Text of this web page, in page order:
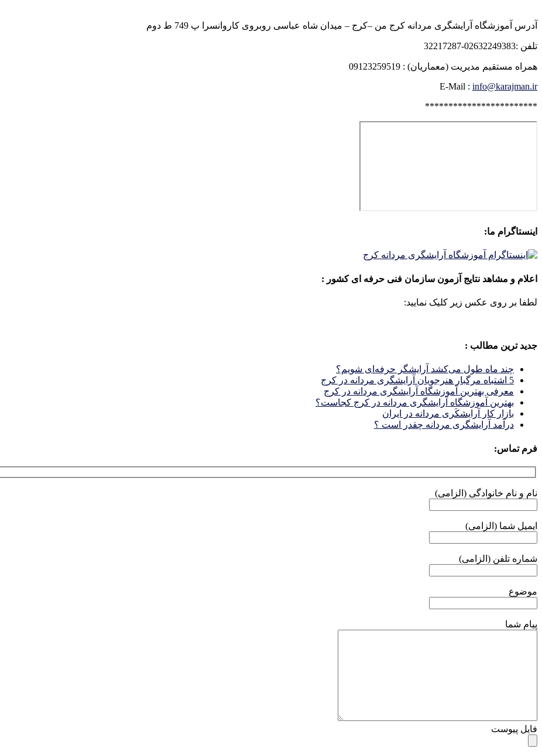
آدرس آموزشگاه آرایشگری مردانه کرج من –کرج – میدان شاه عباسی روبروی کاروانسرا پ 749 ط دوم
تلفن :02632249383-32217287
همراه مستقیم مدیریت (معماریان) : 09123259519
E-Mail : info@karajman.ir
************************
اینستاگرام ما:
اعلام و مشاهد نتایج آزمون سازمان فنی حرفه ای کشور :
لطفا بر روی عکس زیر کلیک نمایید:
جدید ترین مطالب :
چند ماه طول می‌کشد آرایشگر حرفه‌ای شویم؟
5 اشتباه مرگبار هنرجویان آرایشگری مردانه در کرج
معرفی بهترین آموزشگاه آرایشگری مردانه در کرج
بهترین آموزشگاه آرایشگری مردانه در کرج کجاست؟
بازار كار آرايشكَرى مردانه در ايران
درآمد آرایشگری مردانه چقدر است ؟
فرم تماس:
نام و نام خانوادگی (الزامی)
ایمیل شما (الزامی)
شماره تلفن (الزامی)
موضوع
پیام شما
فایل پیوست